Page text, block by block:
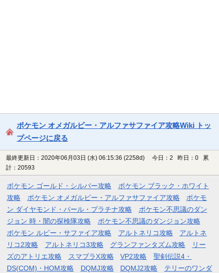
ポケモン オメガルビー・アルファサファイア攻略Wiki トッ
プページに戻る
最終更新日：2020年06月03日 (水) 06:15:36 (2258d)
今日：2 昨日：0 累
計：20593
ポケモン ゴールド・シルバー攻略
ポケモン ブラック・ホワイト
攻略
ポケモン オメガルビー・アルファサファイア攻略
ポケモ
ン ダイヤモンド・パール・プラチナ攻略
ポケモン不思議のダン
ジョン 時・闇の探検隊攻略
ポケモン不思議のダンジョン攻略
ポケモン ルビー・サファイア攻略
アルトネリコ攻略
アルトネ
リコ2攻略
アルトネリコ3攻略 グランファンタズム攻略
リー
ズのアトリエ攻略
スマブラX攻略 VP2攻略
聖剣伝説4・
DS(COM)・HOM攻略
DQMJ攻略 DQMJ2攻略
テリーのワンダ